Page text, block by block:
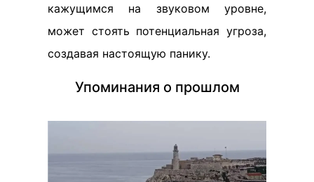
кажущимся на звуковом уровне,
может стоять потенциальная угроза,
создавая настоящую панику.
Упоминания о прошлом